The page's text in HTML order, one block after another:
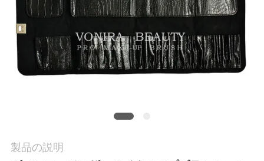
管
理
PRIVACY
製品の説明